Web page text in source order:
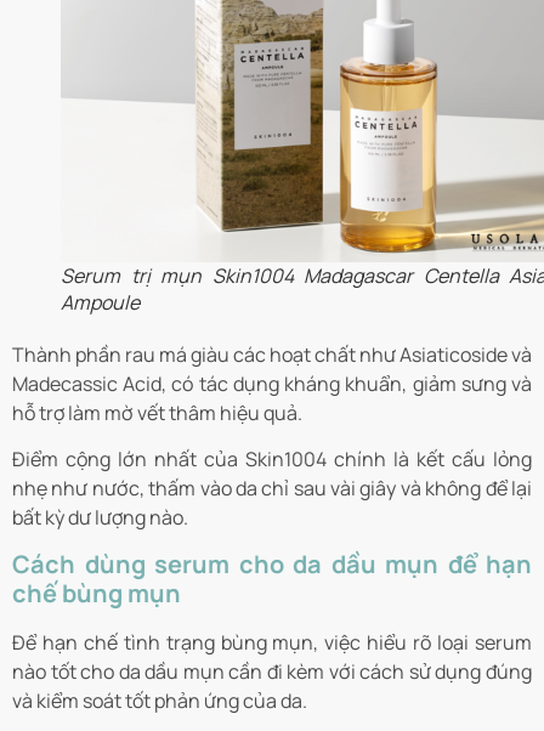
Serum trị mụn Skin1004 Madagascar Centella
Ampoule
Thành phần rau má giàu các hoạt chất như Asiaticoside và
Madecassic Acid, có tác dụng kháng khuẩn, giảm sưng và
hỗ trợ làm mờ vết thâm hiệu quả.
Điểm cộng lớn nhất của Skin1004 chính là kết cấu lỏng
nhẹ như nước, thấm vào da chỉ sau vài giây và không để lại
bất kỳ dư lượng nào.
Cách dùng serum cho da dầu mụn để hạn
chế bùng mụn
Để hạn chế tình trạng bùng mụn, việc hiểu rõ loại serum
nào tốt cho da dầu mụn cần đi kèm với cách sử dụng đúng
và kiểm soát tốt phản ứng của da.